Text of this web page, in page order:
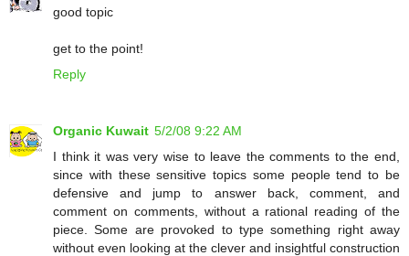
good topic
get to the point!
Reply
Organic Kuwait 5/2/08 9:22 AM
I think it was very wise to leave the comments to the end,
since with these sensitive topics some people tend to be
defensive and jump to answer back, comment, and
comment on comments, without a rational reading of the
piece. Some are provoked to type something right away
without even looking at the clever and insightful construction